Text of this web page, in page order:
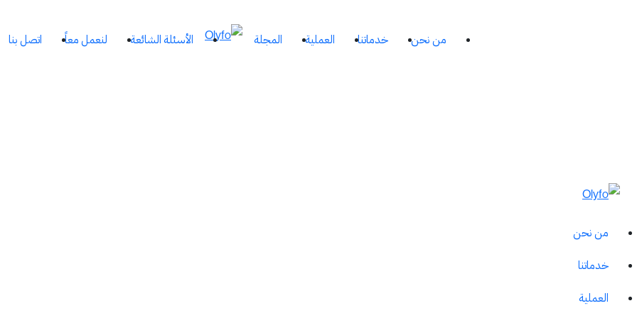
من نحن خدماتنا العملية المجلة الأسئلة الشائعة لنعمل معاً اتصل بنا
من نحن
خدماتنا
العملية